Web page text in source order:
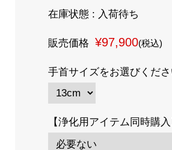
在庫状態 : 入荷待ち
販売価格 ¥97,900(税込)
手首サイズをお選びくだ
【浄化用アイテム同時購